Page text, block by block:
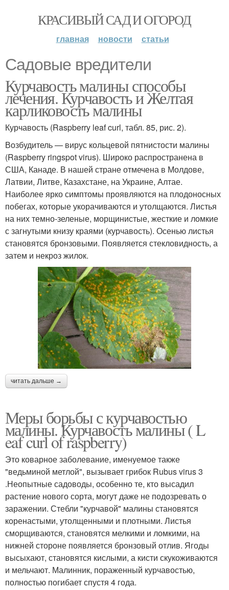
КРАСИВЫЙ САД И ОГОРОД
главная новости статьи
Садовые вредители
Курчавость малины способы
лечения. Курчавость и Желтая
карликовость малины
Курчавость (Raspberry leaf curl, табл. 85, рис. 2).
Возбудитель — вирус кольцевой пятнистости малины
(Raspberry ringspot virus). Широко распространена в
США, Канаде. В нашей стране отмечена в Молдове,
Латвии, Литве, Казахстане, на Украине, Алтае.
Наиболее ярко симптомы проявляются на плодоносных
побегах, которые укора­чиваются и утолщаются. Листья
на них темно-зеленые, морщинистые, жесткие и ломкие
с загнутыми книзу краями (кур­чавость). Осенью листья
становятся брон­зовыми. Появляется стекловидность, а
за­тем и некроз жилок.
читать дальше →
Меры борьбы с курчавостью
малины. Курчавость малины ( L
eaf curl of raspberry)
Это коварное заболевание, именуемое также
"ведьминой метлой", вызывает грибок Rubus virus 3
.Неопытные садоводы, особенно те, кто высадил
растение нового сорта, могут даже не подозревать о
заражении. Стебли "курчавой" малины становятся
коренастыми, утолщенными и плотными. Листья
сморщиваются, становятся мелкими и ломкими, на
нижней стороне появляется бронзовый отлив. Ягоды
высыхают, становятся кислыми, а кисти скукоживаются
и мельчают. Малинник, пораженный курчавостью,
полностью погибает спустя 4 года.